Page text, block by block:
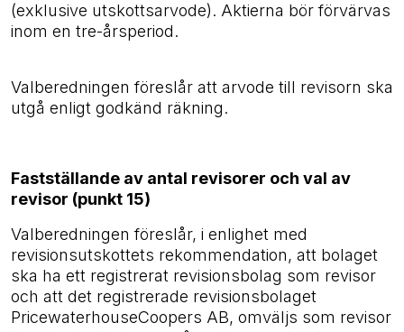
(exklusive utskottsarvode). Aktierna bör förvärvas
inom en tre-årsperiod.
Valberedningen föreslår att arvode till revisorn ska
utgå enligt godkänd räkning.
Fastställande av antal revisorer och val av
revisor (punkt 15)
Valberedningen föreslår, i enlighet med
revisionsutskottets rekommendation, att bolaget
ska ha ett registrerat revisionsbolag som revisor
och att det registrerade revisionsbolaget
PricewaterhouseCoopers AB, omväljs som revisor